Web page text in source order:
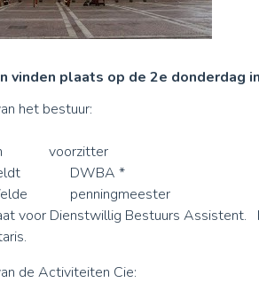
vinden plaats op de 2e donderdag
het bestuur:
voorzitter
DWBA *
Velde penningmeester
voor Dienstwillig Bestuurs Assistent.
de Activiteiten Cie: